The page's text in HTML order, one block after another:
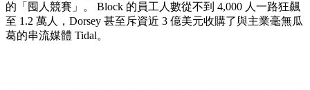
的「囤人競賽」。 Block 的員工人數從不到 4,000 人一路狂飆
至 1.2 萬人，Dorsey 甚至斥資近 3 億美元收購了與主業毫無瓜
葛的串流媒體 Tidal。